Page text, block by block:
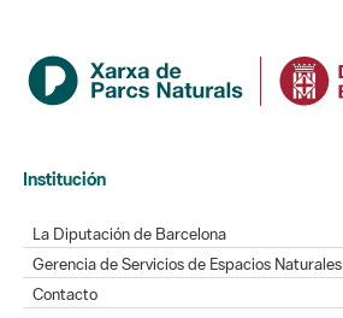
Institución
La Diputación de Barcelona
Gerencia de Servicios de Espacios Naturales
Contacto